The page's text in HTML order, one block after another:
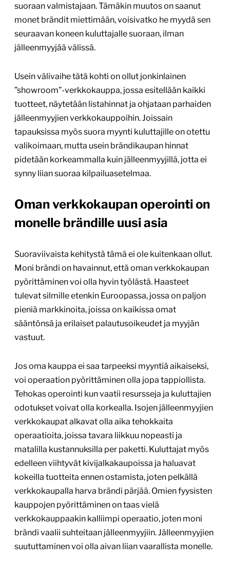
suoraan valmistajaan. Tämäkin muutos on saanut
monet brändit miettimään, voisivatko he myydä sen
seuraavan koneen kuluttajalle suoraan, ilman
jälleenmyyjää välissä.
Usein välivaihe tätä kohti on ollut jonkinlainen
”showroom”-verkkokauppa, jossa esitellään kaikki
tuotteet, näytetään listahinnat ja ohjataan parhaiden
jälleenmyyjien verkkokauppoihin. Joissain
tapauksissa myös suora myynti kuluttajille on otettu
valikoimaan, mutta usein brändikaupan hinnat
pidetään korkeammalla kuin jälleenmyyjillä, jotta ei
synny liian suoraa kilpailuasetelmaa.
Oman verkkokaupan operointi on
monelle brändille uusi asia
Suoraviivaista kehitystä tämä ei ole kuitenkaan ollut.
Moni brändi on havainnut, että oman verkkokaupan
pyörittäminen voi olla hyvin työlästä. Haasteet
tulevat silmille etenkin Euroopassa, jossa on paljon
pieniä markkinoita, joissa on kaikissa omat
sääntönsä ja erilaiset palautusoikeudet ja myyjän
vastuut.
Jos oma kauppa ei saa tarpeeksi myyntiä aikaiseksi,
voi operaation pyörittäminen olla jopa tappiollista.
Tehokas operointi kun vaatii resursseja ja kuluttajien
odotukset voivat olla korkealla. Isojen jälleenmyyjien
verkkokaupat alkavat olla aika tehokkaita
operaatioita, joissa tavara liikkuu nopeasti ja
matalilla kustannuksilla per paketti. Kuluttajat myös
edelleen viihtyvät kivijalkakaupoissa ja haluavat
kokeilla tuotteita ennen ostamista, joten pelkällä
verkkokaupalla harva brändi pärjää. Omien fyysisten
kauppojen pyörittäminen on taas vielä
verkkokauppaakin kalliimpi operaatio, joten moni
brändi vaalii suhteitaan jälleenmyyjiin. Jälleenmyyjien
suututtaminen voi olla aivan liian vaarallista monelle.